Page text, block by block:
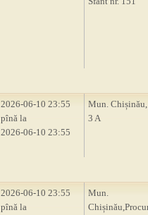
2026-06-10 23:55
pînă la
2026-06-10 23:55
Mun.
3 A
2026-06-10 23:55
pînă la
Mun.